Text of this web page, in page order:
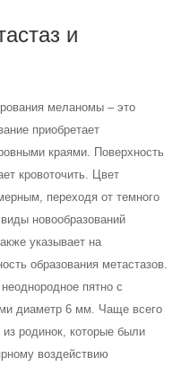
и
меланомы – это
приобретает
краями. Поверхность
кровоточить. Цвет
переходя от темного
новообразований
указывает на
образования метастазов.
пятно с
диаметр 6 мм. Чаще всего
родинок, которые были
воздействию